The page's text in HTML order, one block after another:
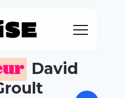
David